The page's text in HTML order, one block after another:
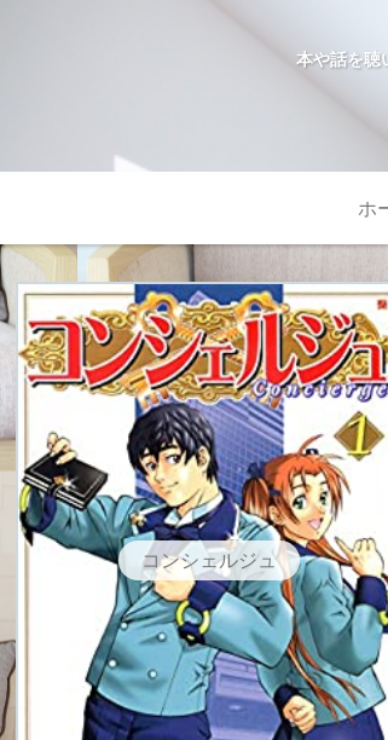
本や話を聴
ホ
コンシェルジュ